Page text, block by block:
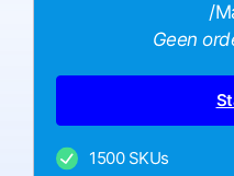
/
Geen
1500 SKUs